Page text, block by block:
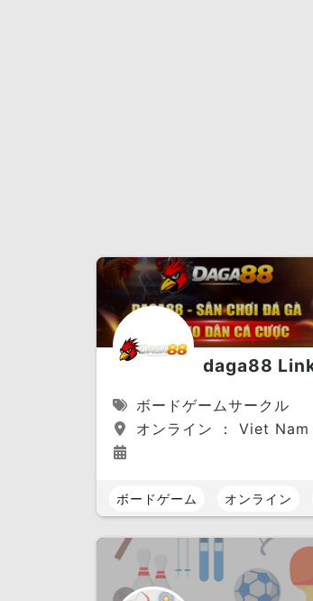
daga88
ボードゲームサークル
オンライン ： Viet Nam
ボードゲーム オンライン